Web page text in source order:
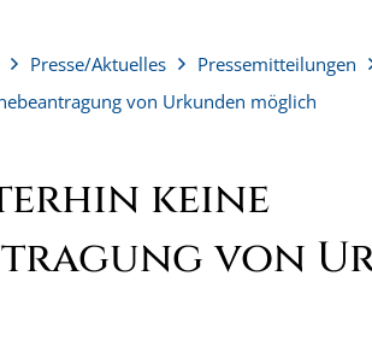
Presse/Aktuelles Pressemitteilungen
von Urkunden möglich
keine
von